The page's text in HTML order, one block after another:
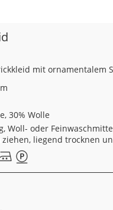
mit ornamentalem
30% Wolle
Woll- oder
liegend trocknen